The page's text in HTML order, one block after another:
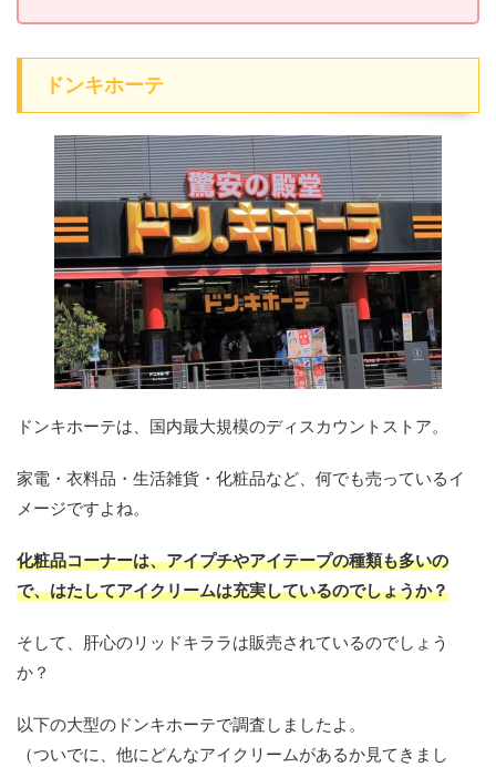
ドンキホーテ
ドンキホーテは、国内最大規模のディスカウントストア。
家電・衣料品・生活雑貨・化粧品など、何でも売っているイ
メージですよね。
化粧品コーナーは、アイプチやアイテープの種類も多いの
で、はたしてアイクリームは充実しているのでしょうか？
そして、肝心のリッドキララは販売されているのでしょう
か？
以下の大型のドンキホーテで調査しましたよ。
（ついでに、他にどんなアイクリームがあるか見てきまし